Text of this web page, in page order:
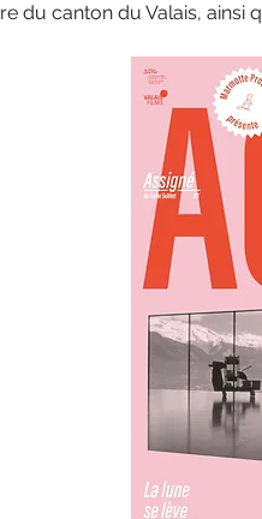
du canton du Valais,